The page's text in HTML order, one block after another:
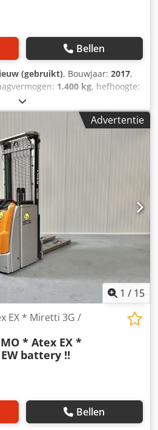
Bellen
(gebruikt), Bouwjaar: 2017,
1.400 kg, hefhoogte:
elektrisch
Manufacturer + model:STILL EXV
1 - 3D / Zone 22 *
Cat.:Demo Mast:2F2350 Cjdpjzq
Lowered height:1680 mm
kg Year:2017
NEW * 24v / 240ah * Bj
- E7936 Systeem /
0205756 Gasgroep = IIB Type
1 en 2 ) Tempklasse = T3
= Cat 3D ( toegestaan in
( = T3 ) C - Db
Advertentie
1 / 15
EX * Miretti 3G /
* Atex EX *
battery !!
Bellen